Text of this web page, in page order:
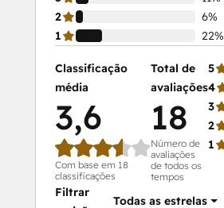
2
6%
1
22%
Classificação
média
3,6
Com base em 18
classificações
Total de
avaliações
18
Número de
avaliações
de todos os
tempos
5
4
3
2
1
Filtrar
Todas as estrelas